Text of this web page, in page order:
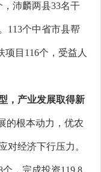
，沛麟两县33名干
113个中省市县帮
项目116个，受益人
，产业发展取得新
的根本动力，优农
对经济下行压力。
，完成投资119.8